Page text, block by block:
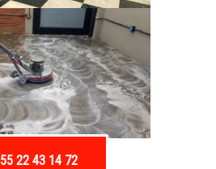
55 22 43 14 72